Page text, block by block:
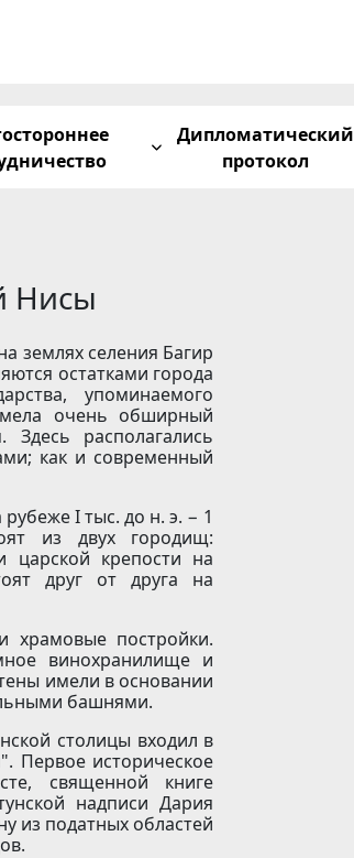
Дипломатический
протокол
Нисы
землях селения Багир
остатками города
упоминаемого
очень обширный
располагались
как и современный
I тыс. до н. э. − 1
из двух городищ:
крепости на
друг от друга на
храмовые постройки.
винохранилище и
имели в основании
башнями.
столицы входил в
Первое историческое
священной книге
надписи Дария
из податных областей